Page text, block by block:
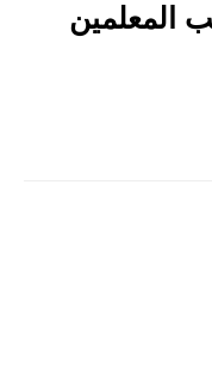
المعلمين